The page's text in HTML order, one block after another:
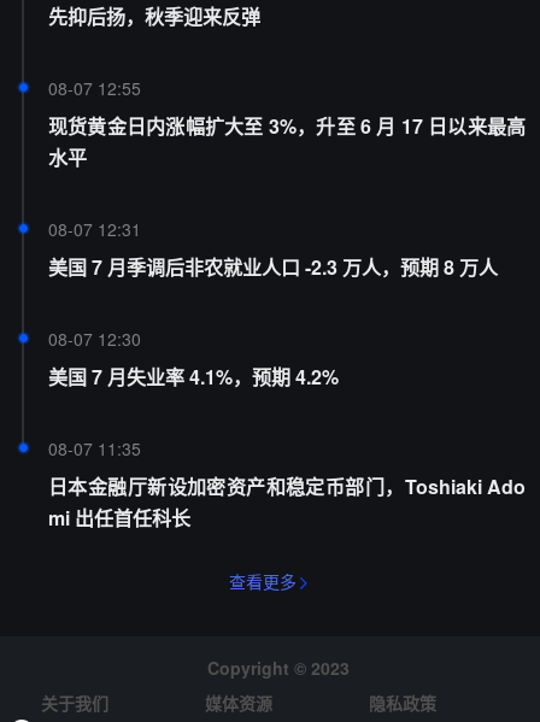
先抑后扬，秋季迎来反弹
08-07 12:55
现货黄金日内涨幅扩大至 3%，升至 6 月 17 日以来最高
水平
08-07 12:31
美国 7 月季调后非农就业人口 -2.3 万人，预期 8 万人
08-07 12:30
美国 7 月失业率 4.1%，预期 4.2%
08-07 11:35
日本金融厅新设加密资产和稳定币部门，Toshiaki Ado
mi 出任首任科长
查看更多
Copyright © 2023
关于我们
媒体资源 隐私政策